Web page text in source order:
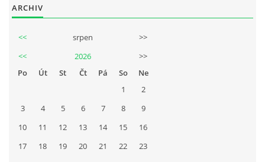
ARCHIV
<< srpen
>>
<<
2026
>>
Po
Út St Čt Pá So
Ne
1
2
3
4 5 6 7 8
9
10
11 12 13 14 15
16
17
18 19 20 21 22
23